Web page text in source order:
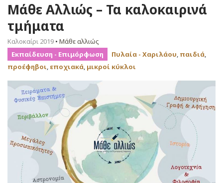
Μάθε Αλλιώς – Τα καλοκαιρινά
τμήματα
Καλοκαίρι 2019 • Μάθε αλλιώς
Eκπαίδευση - Eπιμόρφωση
Πυλαία - Χαριλάου, παιδιά,
προέφηβοι, εποχιακά, μικροί κύκλοι